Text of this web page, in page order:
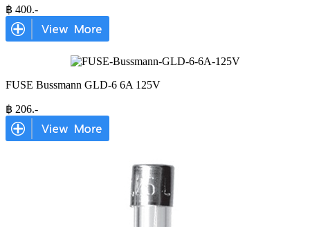
฿ 400.-
FUSE Bussmann GLD-6 6A 125V
฿ 206.-